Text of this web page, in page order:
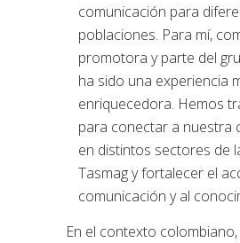
comunicación para
poblaciones. Para mí,
promotora y parte del
ha sido una experiencia
enriquecedora. Hemos
para conectar a nuestra
en distintos sectores de
Tasmag y fortalecer el
comunicación y al
En el contexto